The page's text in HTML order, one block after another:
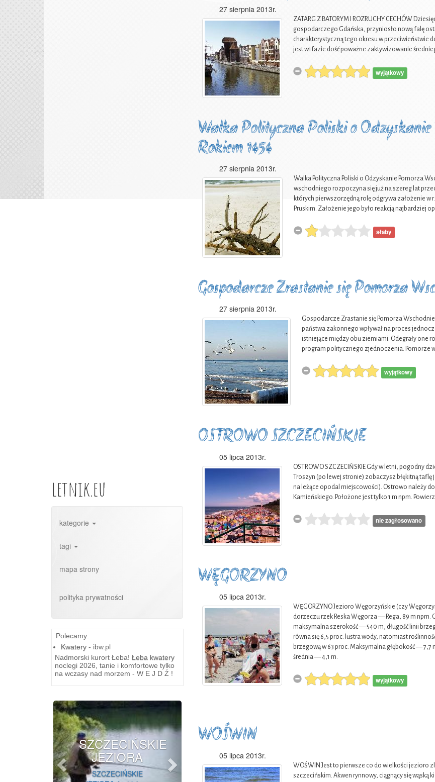
letnik.eu
kategorie
tagi
mapa strony
polityka prywatności
Polecamy:
Kwatery - ibw.pl
Nadmorski kurort Łeba! Łeba kwatery
noclegi 2026, tanie i komfortowe tylko
na wczasy nad morzem - W E J D Ź !
SZCZECIŃSKIE
JEZIORA
SZCZECIŃSKIE
Historia
Smołdzina
Smołdzino to duża
Previous Next
27 sierpnia 2013r.
ZATARG Z BATORYM I ROZRUCHY CECHÓW
gospodarczego Gdańska, przyniosło nową falę
charakterystyczną tego okresu w przeciwieństwie
jest w1fazie dość poważne zaktywizowanie
wyjątkowy
Walka Polityczna Poliski o
Rokiem 1454
27 sierpnia 2013r.
Walka Polityczna Poliski o Odzyskanie Pomorza
wschodniego rozpoczyna się już na szereg lat
których pierwszorzędną rolę odgrywa założenie
Pruskim. Założenie jego było reakcją najbardziej
słaby
Gospodarcze Zrastanie się Pomorza
27 sierpnia 2013r.
Gospodarcze Zrastanie się Pomorza
państwa zakonnego wpływał na proces
istniejące między obu ziemiami. Odegrały one
program politycznego zjednoczenia. Pomorze
wyjątkowy
OSTROWO SZCZECIŃSKIE
05 lipca 2013r.
OSTROWO SZCZECIŃSKIE Gdy w letni, pogodny
Troszyn (po lewej stronie) zobaczysz błękitną
na leżące opodal miejscowości). Ostrowo należy
Kamieńskiego. Położone jest tylko 1 m npm.
nie zagłosowano
WĘGORZYNO
05 lipca 2013r.
WĘGORZYNO Jezioro Węgorzyńskie (czy
dorzeczu rzek Reska Węgorza — Rega, 89 m npm.
maksymalna szerokość — 540 m, długość linii
równa się 6,5 proc. lustra wody, natomiast
brzegową w 63 proc. Maksymalna głębokość —
średnia — 4,1 m.
wyjątkowy
WOŚWIN
05 lipca 2013r.
WOŚWIN Jest to pierwsze co do wielkości jezioro
szczecińskim. Akwen rynnowy, ciągnący się wąską